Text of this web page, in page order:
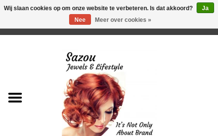
Just for Him
Wij slaan cookies op om onze website te verbeteren. Is dat akkoord?
Ja
Nee
Meer over cookies »